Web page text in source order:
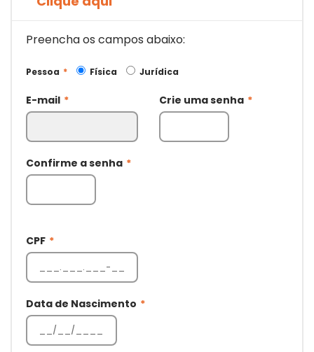
Preencha os campos abaixo:
Pessoa * Física Jurídica
E-mail * Crie uma senha *
Confirme a senha *
CPF *
Data de Nascimento *